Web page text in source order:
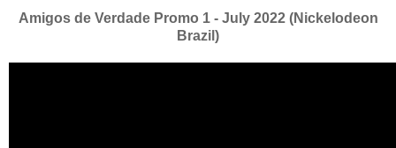
Amigos de Verdade Promo 1 - July 2022 (Nickelodeon
Brazil)